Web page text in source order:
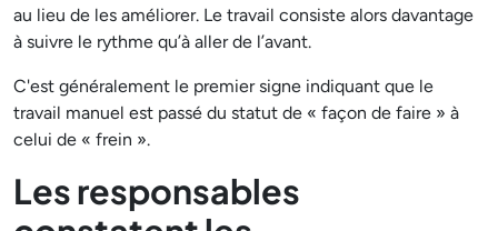
au lieu de les améliorer. Le travail consiste alors davantage
à suivre le rythme qu’à aller de l’avant.
C'est généralement le premier signe indiquant que le
travail manuel est passé du statut de « façon de faire » à
celui de « frein ».
Les responsables